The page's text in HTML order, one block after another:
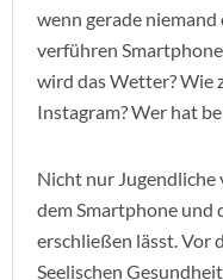
wenn gerade
verführen
wird das Wetter? Wie
Instagram? Wer hat
Nicht nur
dem Smartphone und
erschließen lässt. Vor
Seelischen